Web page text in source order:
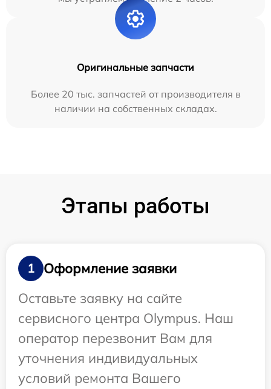
Оригинальные запчасти
Более 20 тыс. запчастей от производителя в
наличии на собственных складах.
Этапы работы
1
Оформление заявки
Оставьте заявку на сайте
сервисного центра Olympus. Наш
оператор перезвонит Вам для
уточнения индивидуальных
условий ремонта Вашего